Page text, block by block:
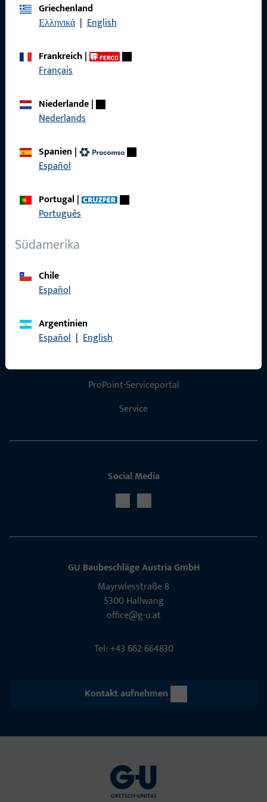
Griechenland
Ελληνικά | English
Frankreich|
Français
Niederlande|
Nederlands
Spanien |
Español
Portugal|
Português
Südamerika
Chile
Español
Argentinien
Español | English
Impressum
Datenschutz
Über Uns
ProPoint-Serviceportal
Service
Social Media
GU Baubeschläge Aus­tria GmbH
Mayrwies­straße 8
5300 Hall­wang
office@g-u.at
Tel: +43 662 664830
Kontakt aufnehmen